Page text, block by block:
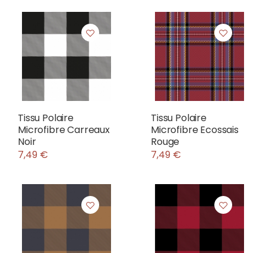
Tissu Polaire
Microfibre Carreaux
Noir
7,49 €
Tissu Polaire
Microfibre Ecossais
Rouge
7,49 €